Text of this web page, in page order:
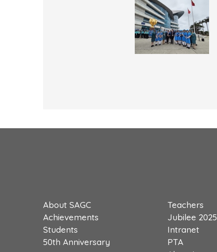
About SAGC
Achievements
Students
50th Anniversary
Teachers
Jubilee 2025
Intranet
PTA